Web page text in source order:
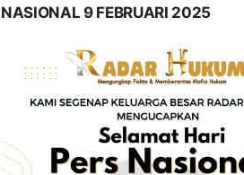
NASIONAL 9 FEBRUARI 2025